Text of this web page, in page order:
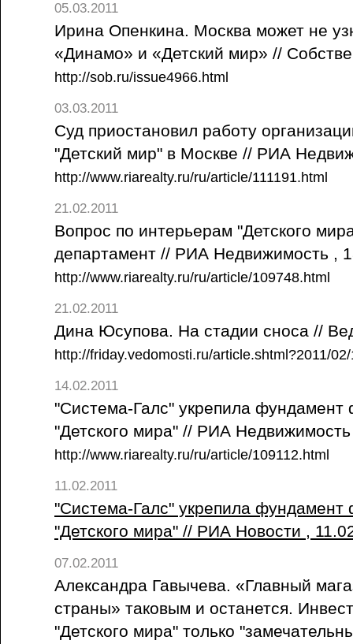
05.03.2011
Ирина Опенкина. Москва может не
«Динамо» и «Детский мир» //
http://sob.ru/issue4966.html
03.03.2011
Суд приостановил работу
"Детский мир" в Москве // РИА
http://www.riarealty.ru/ru/article/111191.html
21.02.2011
Вопрос по интерьерам "Детского
департамент // РИА Недвижимость ,
http://www.riarealty.ru/ru/article/109748.html
21.02.2011
Дина Юсупова. На стадии сноса //
http://friday.vedomosti.ru/article.shtml?2011/
14.02.2011
"Система-Галс" укрепила фундамент
"Детского мира" // РИА
http://www.riarealty.ru/ru/article/109112.html
11.02.2011
"Система-Галс" укрепила фундамент
"Детского мира" // РИА Новости ,
07.02.2011
Александра Гавычева. «Главный
страны» таковым и останется.
"Детского мира" только